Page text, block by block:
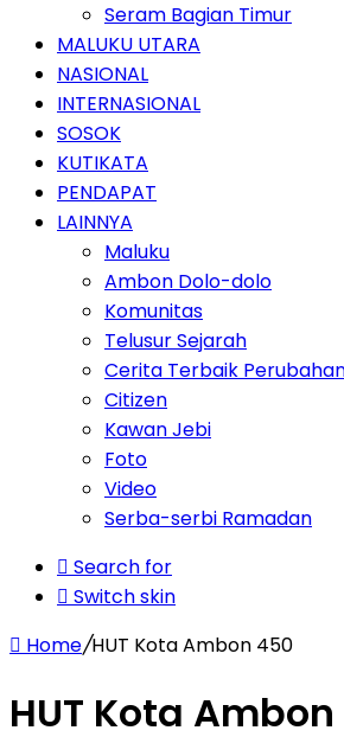
Seram Bagian Timur
MALUKU UTARA
NASIONAL
INTERNASIONAL
SOSOK
KUTIKATA
PENDAPAT
LAINNYA
Maluku
Ambon Dolo-dolo
Komunitas
Telusur Sejarah
Cerita Terbaik
Citizen
Kawan Jebi
Foto
Video
Serba-serbi Ramadan
Search for
Switch skin
Home/HUT Kota Ambon 450
HUT Kota